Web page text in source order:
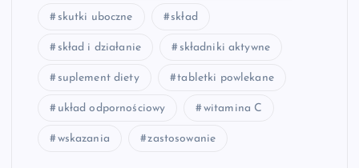
skutki uboczne skład
skład i działanie składniki aktywne
suplement diety tabletki powlekane
układ odpornościowy witamina C
wskazania zastosowanie